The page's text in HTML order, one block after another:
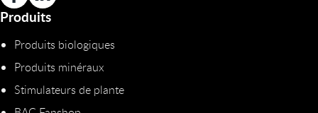
Produits
Produits biologiques
Produits minéraux
Stimulateurs de plante